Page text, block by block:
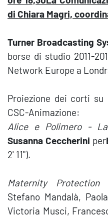
di Chiara Magri,
Turner Broadcasting
borse di studio 2011-
Network Europe a
Proiezione dei corti su
CSC-Animazione:
Alice e Polimero -
Susanna Ceccherini per
2' 11").
Maternity
Stefano Mandalà,
Victoria Musci,